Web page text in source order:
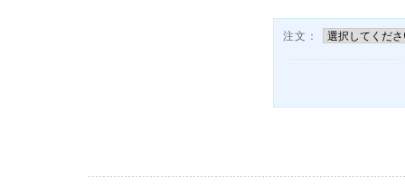
注文：